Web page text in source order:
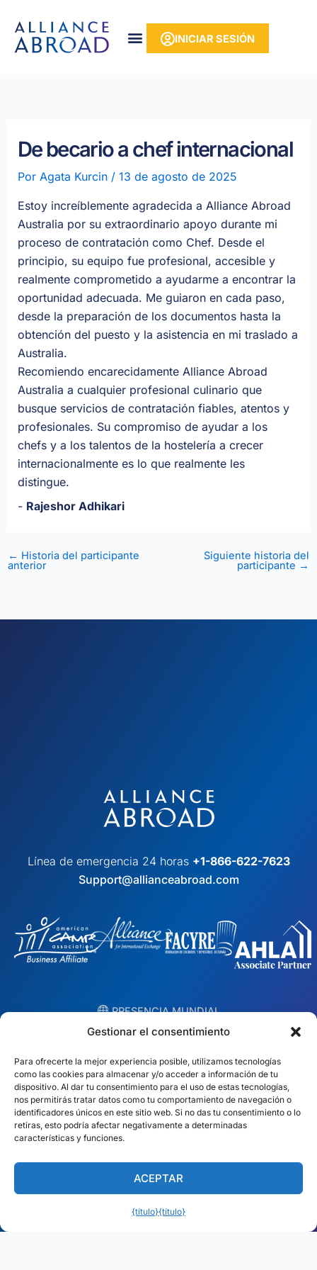
Gestionar el consentimiento
Para ofrecerte la mejor experiencia posible, utilizamos tecnologías
como las cookies para almacenar y/o acceder a información de tu
dispositivo. Al dar tu consentimiento para el uso de estas tecnologías,
nos permitirás tratar datos como tu comportamiento de navegación o
identificadores únicos en este sitio web. Si no das tu consentimiento o lo
retiras, esto podría afectar negativamente a determinadas
características y funciones.
ACEPTAR
{título}{título}
contenido
INICIAR SESIÓN
De becario a chef internacional
Por Agata Kurcin / 13 de agosto de 2025
Estoy increíblemente agradecida a Alliance Abroad
Australia por su extraordinario apoyo durante mi
proceso de contratación como Chef. Desde el
principio, su equipo fue profesional, accesible y
realmente comprometido a ayudarme a encontrar la
oportunidad adecuada. Me guiaron en cada paso,
desde la preparación de los documentos hasta la
obtención del puesto y la asistencia en mi traslado a
Australia.
Recomiendo encarecidamente Alliance Abroad
Australia a cualquier profesional culinario que
busque servicios de contratación fiables, atentos y
profesionales. Su compromiso de ayudar a los
chefs y a los talentos de la hostelería a crecer
internacionalmente es lo que realmente les
distingue.
- Rajeshor Adhikari
← Historia del participante
anterior
Siguiente historia del
participante →
Línea de emergencia 24 horas +1-866-622-7623
Support@allianceabroad.com
︎ PRESENCIA MUNDIAL
Equipos locales en 10 países
EE.UU.
Dubái
México
España
Irlanda
Polonia
Australia
Sudáfrica
Encuentra tu equipo local →